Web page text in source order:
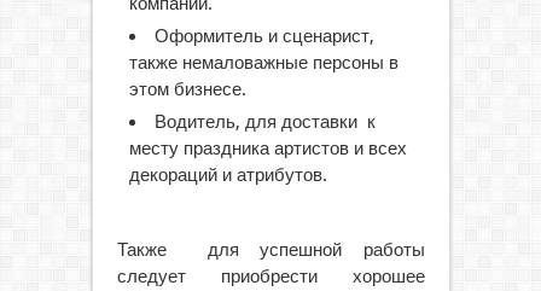
Оформитель и сценарист,
также немаловажные персоны в
этом бизнесе.
Водитель, для доставки к
месту праздника артистов и всех
декораций и атрибутов.
Также для успешной работы
следует приобрести хорошее